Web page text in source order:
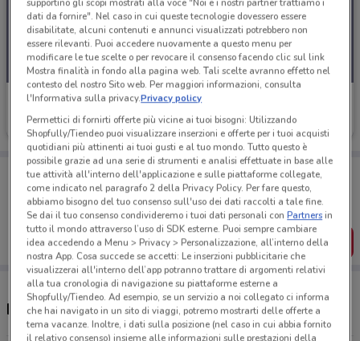
Iliad
Scade il 10/09
Porta DoveConviene sempre con te!
Puoi trovare le migliori offerte dei negozi vicino a te,
salvarle e creare la tua lista del risparmio, comodamente
dal tuo cellulare.
SCARICA L’APP
Negozi Iliad a Melilli
supportino gli scopi mostrati alla voce "Noi e i nostri partner trattiamo i
dati da fornire". Nel caso in cui queste tecnologie dovessero essere
disabilitate, alcuni contenuti e annunci visualizzati potrebbero non
essere rilevanti. Puoi accedere nuovamente a questo menu per
modificare le tue scelte o per revocare il consenso facendo clic sul link
Mostra finalità in fondo alla pagina web. Tali scelte avranno effetto nel
contesto del nostro Sito web. Per maggiori informazioni, consulta
l'Informativa sulla privacy.Privacy policy
Permettici di fornirti offerte più vicine ai tuoi bisogni: Utilizzando
Shopfully/Tiendeo puoi visualizzare inserzioni e offerte per i tuoi acquisti
quotidiani più attinenti ai tuoi gusti e al tuo mondo. Tutto questo è
possibile grazie ad una serie di strumenti e analisi effettuate in base alle
tue attività all'interno dell'applicazione e sulle piattaforme collegate,
come indicato nel paragrafo 2 della Privacy Policy. Per fare questo,
abbiamo bisogno del tuo consenso sull'uso dei dati raccolti a tale fine.
Se dai il tuo consenso condivideremo i tuoi dati personali conPartnersin
tutto il mondo attraverso l’uso di SDK esterne. Puoi sempre cambiare
idea accedendo a Menu > Privacy > Personalizzazione, all’interno della
nostra App. Cosa succede se accetti: Le inserzioni pubblicitarie che
visualizzerai all'interno dell’app potranno trattare di argomenti relativi
alla tua cronologia di navigazione su piattaforme esterne a
Shopfully/Tiendeo. Ad esempio, se un servizio a noi collegato ci informa
che hai navigato in un sito di viaggi, potremo mostrarti delle offerte a
tema vacanze. Inoltre, i dati sulla posizione (nel caso in cui abbia fornito
il relativo consenso) insieme alle informazioni sulle prestazioni della